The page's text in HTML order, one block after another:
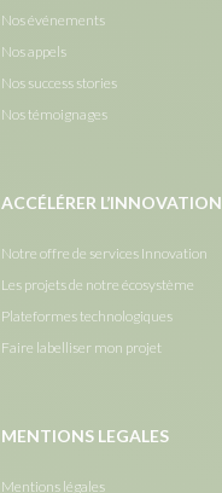
Nos événements
Nos appels
Nos success stories
Nos témoignages
ACCÉLÉRER L’INNOVATION
Notre offre de services Innovation
Les projets de notre écosystème
Plateformes technologiques
Faire labelliser mon projet
MENTIONS LEGALES
Mentions légales